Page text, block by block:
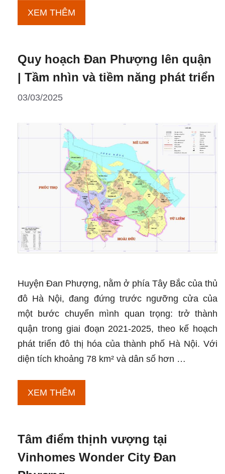
XEM THÊM
Group:
Vị
Đồng
Vinhomes
Wonder
City
Đan
Phượng
Quy hoạch Đan Phượng lên quận
| Tầm nhìn và tiềm năng phát triển
03/03/2025
Huyện Đan Phượng, nằm ở phía Tây Bắc của thủ
đô Hà Nội, đang đứng trước ngưỡng cửa của
một bước chuyển mình quan trọng: trở thành
quận trong giai đoạn 2021-2025, theo kế hoạch
phát triển đô thị hóa của thành phố Hà Nội. Với
diện tích khoảng 78 km² và dân số hơn …
XEM THÊM
hoạch
Phượng
lên
Tâm điểm thịnh vượng tại
Vinhomes Wonder City Đan